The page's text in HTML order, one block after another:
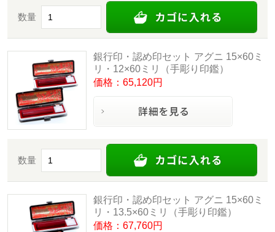
数量
銀行印・認め印セット アグニ 15×60ミ
リ・12×60ミリ（手彫り印鑑）
価格：65,120円
数量
銀行印・認め印セット アグニ 15×60ミ
リ・13.5×60ミリ（手彫り印鑑）
価格：67,760円